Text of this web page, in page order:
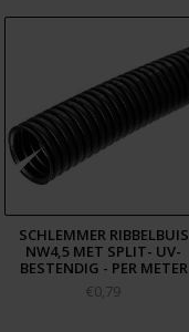
SCHLEMMER RIBBELBUIS
NW4,5 MET SPLIT- UV-
BESTENDIG - PER METER
€0,79